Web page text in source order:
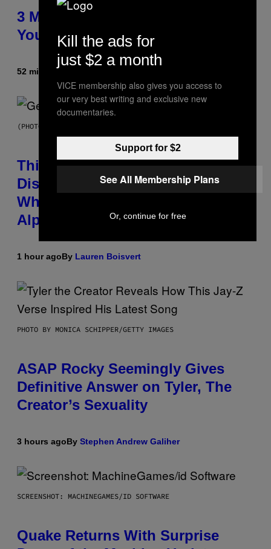
3 Millennial Anthems That Make
You Think of Your Best Friend
52 minutes ago
(PHOTO BY TAYLOR HILL/GETTY IMAGES)
This Researcher Accidentally
Discovered the New ‘Millennial
Whoop’ of Pop Music: The Gen
Alpha Melody
1 hour agoBy Lauren Boisvert
PHOTO BY MONICA SCHIPPER/GETTY IMAGES
ASAP Rocky Seemingly Gives
Definitive Answer on Tyler, The
Creator’s Sexuality
3 hours agoBy Stephen Andrew Galiher
SCREENSHOT: MACHINEGAMES/ID SOFTWARE
Quake Returns With Surprise
Kill the ads for
just $2 a month
VICE membership also gives you access to
our very best writing and exclusive new
documentaries.
Support for $2
See All Membership Plans
Or, continue for free